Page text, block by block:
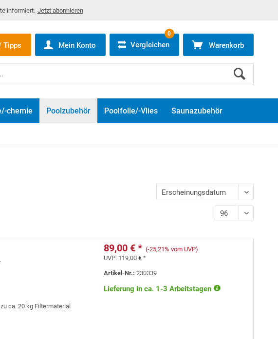
informiert. Jetzt abonnieren
Tipps Mein Konto Vergleichen
0
Warenkorb
chemie Poolzubehör Poolfolie/-Vlies Saunazubehör
ca. 20 kg Filtermaterial
89,00 € * (-25,21% vom UVP)
UVP: 119,00 € *
Artikel-Nr.:230339
Lieferung in ca. 1-3 Arbeitstagen